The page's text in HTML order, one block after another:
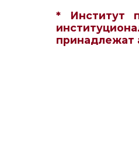
* Институт
принадлежат